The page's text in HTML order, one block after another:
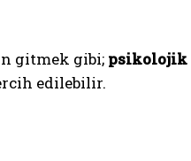
gitmek gibi; psikolojik
edilebilir.